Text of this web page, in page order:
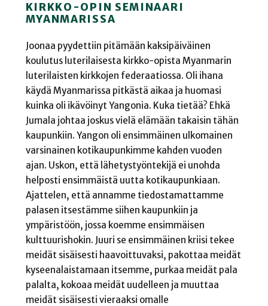
KIRKKO-OPIN SEMINAARI
MYANMARISSA
Joonaa pyydettiin pitämään kaksipäiväinen
koulutus luterilaisesta kirkko-opista Myanmarin
luterilaisten kirkkojen federaatiossa. Oli ihana
käydä Myanmarissa pitkästä aikaa ja huomasi
kuinka oli ikävöinyt Yangonia. Kuka tietää? Ehkä
Jumala johtaa joskus vielä elämään takaisin tähän
kaupunkiin. Yangon oli ensimmäinen ulkomainen
varsinainen kotikaupunkimme kahden vuoden
ajan. Uskon, että lähetystyöntekijä ei unohda
helposti ensimmäistä uutta kotikaupunkiaan.
Ajattelen, että annamme tiedostamattamme
palasen itsestämme siihen kaupunkiin ja
ympäristöön, jossa koemme ensimmäisen
kulttuurishokin. Juuri se ensimmäinen kriisi tekee
meidät sisäisesti haavoittuvaksi, pakottaa meidät
kyseenalaistamaan itsemme, purkaa meidät pala
palalta, kokoaa meidät uudelleen ja muuttaa
meidät sisäisesti vieraaksi omalle